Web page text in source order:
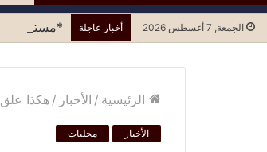
الجمعة, 7 أغسطس 2026 أخبار عاجلة *مستشفى
الرئيسية / الأخبار / هكذا
الأخبار محليات